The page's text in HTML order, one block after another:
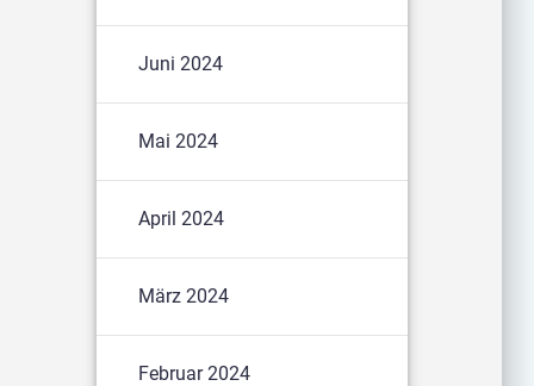
Juni 2024
Mai 2024
April 2024
März 2024
Februar 2024